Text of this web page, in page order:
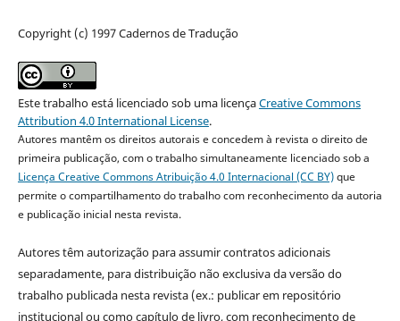
Copyright (c) 1997 Cadernos de Tradução
Este trabalho está licenciado sob uma licençaCreative Commons
Attribution 4.0 International License.
Autores mantêm os direitos autorais e concedem à revista o direito de
primeira publicação, com o trabalho simultaneamente licenciado sob a
Licença Creative Commons Atribuição 4.0 Internacional (CC BY)que
permite o compartilhamento do trabalho com reconhecimento da autoria
e publicação inicial nesta revista.
Autores têm autorização para assumir contratos adicionais
separadamente, para distribuição não exclusiva da versão do
trabalho publicada nesta revista (ex.: publicar em repositório
institucional ou como capítulo de livro, com reconhecimento de